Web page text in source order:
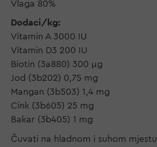
Vlaga 80%
Dodaci/kg:
Vitamin A 3000 IU
Vitamin D3 200 IU
Biotin (3a880) 300 µg
Jod (3b202) 0,75 mg
Mangan (3b503) 1,4 mg
Cink (3b605) 25 mg
Bakar (3b405) 1 mg
Čuvati na hladnom i suhom